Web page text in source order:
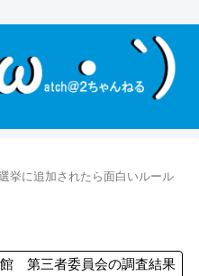
挙に追加されたら面白いルール
館 第三者委員会の調査結果